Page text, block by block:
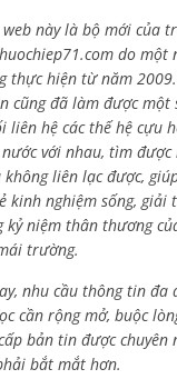
web này là bộ mới của
do một
thực hiện từ năm
cũng đã làm được một
liên hệ các thế hệ cựu
với nhau, tìm
liên lạc được,
kinh nghiệm sống, giải
kỷ niệm thân thương
trường.
nhu cầu thông tin đa
cần rộng mở, buộc
bản tin được chuyên
bắt mắt hơn.